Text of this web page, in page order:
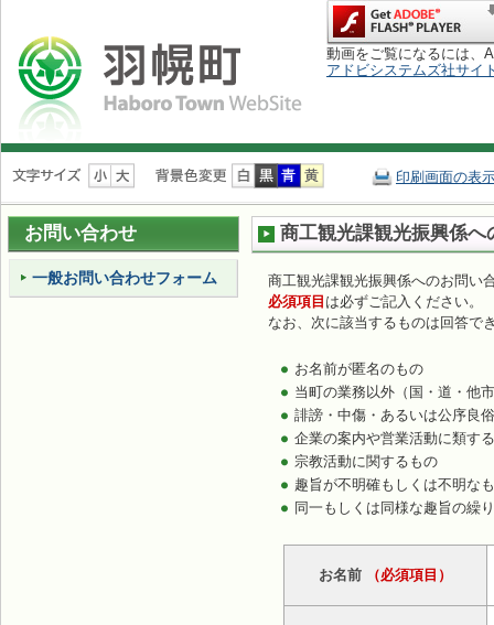
動画をご覧になるには、
アドビシステムズ社サイ
ナ
ビ
ー
シ
ン
を
印刷画面の表
商工観光課観光振興係へ
商工観光課観光振興係へのお問い
必須項目 は必ずご記入ください。
なお、次に該当するものは回答で
お名前が匿名のもの
当町の業務以外（国・道・他
誹謗・中傷・あるいは公序良
企業の案内や営業活動に類す
宗教活動に関するもの
趣旨が不明確もしくは不明な
同一もしくは同様な趣旨の繰
お名前 （必須項目）
お問い合わせ
一般お問い合わせフォーム